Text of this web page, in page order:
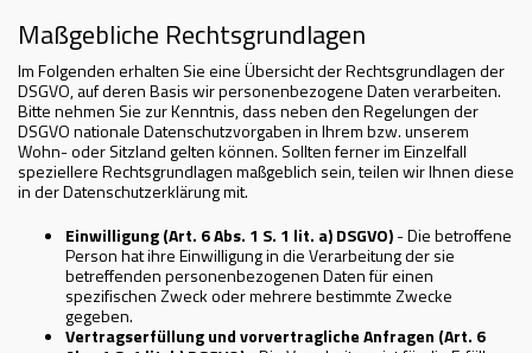
Maßgebliche Rechtsgrundlagen
Im Folgenden erhalten Sie eine Übersicht der Rechtsgrundlagen der
DSGVO, auf deren Basis wir personenbezogene Daten verarbeiten.
Bitte nehmen Sie zur Kenntnis, dass neben den Regelungen der
DSGVO nationale Datenschutzvorgaben in Ihrem bzw. unserem
Wohn- oder Sitzland gelten können. Sollten ferner im Einzelfall
speziellere Rechtsgrundlagen maßgeblich sein, teilen wir Ihnen diese
in der Datenschutzerklärung mit.
Einwilligung (Art. 6 Abs. 1 S. 1 lit. a) DSGVO)- Die betroffene
Person hat ihre Einwilligung in die Verarbeitung der sie
betreffenden personenbezogenen Daten für einen
spezifischen Zweck oder mehrere bestimmte Zwecke
gegeben.
Vertragserfüllung und vorvertragliche Anfragen (Art. 6